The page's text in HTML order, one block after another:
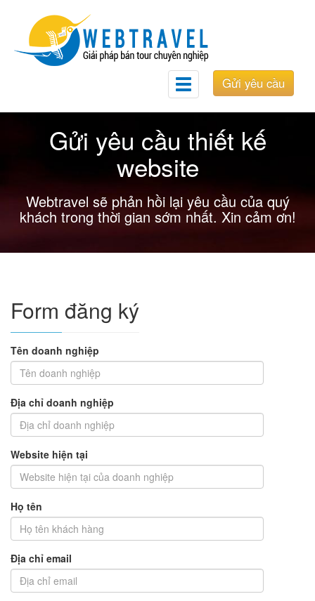
Gửi yêu cầu
Toggle
navigation
Gửi yêu cầu thiết kế
website
Webtravel sẽ phản hồi lại yêu cầu của quý
khách trong thời gian sớm nhất. Xin cảm ơn!
Form đăng ký
Tên doanh nghiệp
Địa chỉ doanh nghiệp
Website hiện tại
Họ tên
Địa chỉ email